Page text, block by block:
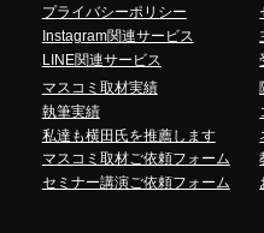
プライバシーポリシー
Instagram関連サービス
LINE関連サービス
マスコミ取材実績
執筆実績
私達も横田氏を推薦します
マスコミ取材ご依頼フォーム
セミナー講演ご依頼フォーム